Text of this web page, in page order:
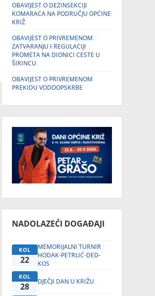
OBAVIJEST O DEZINSEKCIJI
KOMARACA NA PODRUČJU OPĆINE
KRIŽ
OBAVIJEST O PRIVREMENOM
ZATVARANJU I REGULACIJI
PROMETA NA DIONICI CESTE U
ŠIRINCU
OBAVIJEST O PRIVREMENOM
PREKIDU VODOOPSKRBE
NADOLAZEĆI DOGAĐAJI
KOL
22
MEMORIJALNI TURNIR
HODAK-PETRLIĆ-DED-
KOS
KOL
28 DJEČJI DAN U KRIŽU